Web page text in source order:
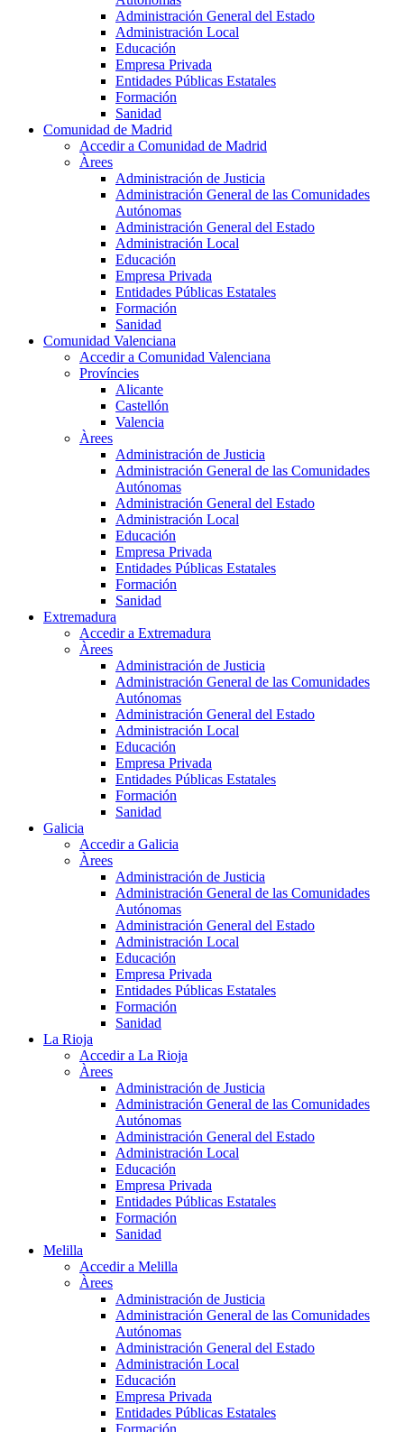
Administración General del Estado
Administración Local
Educación
Empresa Privada
Entidades Públicas Estatales
Formación
Sanidad
Comunidad de Madrid
Accedir a Comunidad de Madrid
Àrees
Administración de Justicia
Administración General de las Comunidades
Autónomas
Administración General del Estado
Administración Local
Educación
Empresa Privada
Entidades Públicas Estatales
Formación
Sanidad
Comunidad Valenciana
Accedir a Comunidad Valenciana
Províncies
Alicante
Castellón
Valencia
Àrees
Administración de Justicia
Administración General de las Comunidades
Autónomas
Administración General del Estado
Administración Local
Educación
Empresa Privada
Entidades Públicas Estatales
Formación
Sanidad
Extremadura
Accedir a Extremadura
Àrees
Administración de Justicia
Administración General de las Comunidades
Autónomas
Administración General del Estado
Administración Local
Educación
Empresa Privada
Entidades Públicas Estatales
Formación
Sanidad
Galicia
Accedir a Galicia
Àrees
Administración de Justicia
Administración General de las Comunidades
Autónomas
Administración General del Estado
Administración Local
Educación
Empresa Privada
Entidades Públicas Estatales
Formación
Sanidad
La Rioja
Accedir a La Rioja
Àrees
Administración de Justicia
Administración General de las Comunidades
Autónomas
Administración General del Estado
Administración Local
Educación
Empresa Privada
Entidades Públicas Estatales
Formación
Sanidad
Melilla
Accedir a Melilla
Àrees
Administración de Justicia
Administración General de las Comunidades
Autónomas
Administración General del Estado
Administración Local
Educación
Empresa Privada
Entidades Públicas Estatales